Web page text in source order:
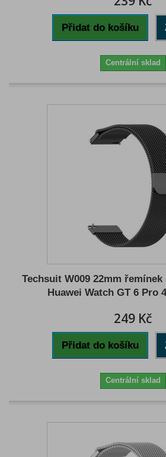
Přidat do košíku
Centrální sklad
Techsuit W009 22mm
Huawei Watch GT 6 Pro
249 Kč
Přidat do košíku
Centrální sklad